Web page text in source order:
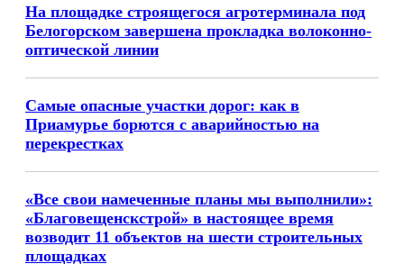
На площадке строящегося агротерминала под
Белогорском завершена прокладка волоконно-
оптической линии
Самые опасные участки дорог: как в
Приамурье борются с аварийностью на
перекрестках
«Все свои намеченные планы мы выполнили»:
«Благовещенскстрой» в настоящее время
возводит 11 объектов на шести строительных
площадках